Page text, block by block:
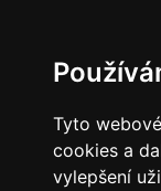
Tyto
cookies a
vylepšení